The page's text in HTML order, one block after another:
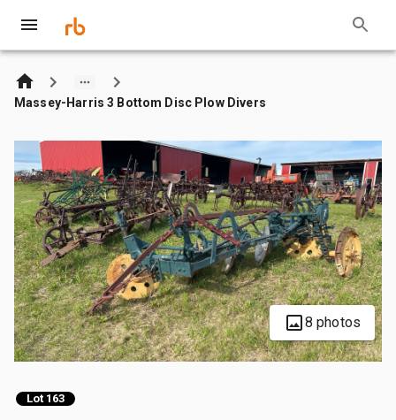
Massey-Harris 3 Bottom Disc Plow Divers
8 photos
Lot 163